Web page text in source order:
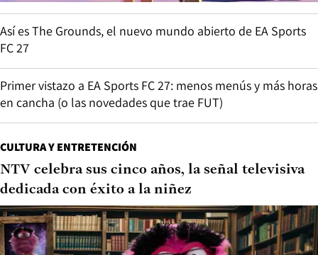
Así es The Grounds, el nuevo mundo abierto de EA Sports
FC 27
Primer vistazo a EA Sports FC 27: menos menús y más horas
en cancha (o las novedades que trae FUT)
CULTURA Y ENTRETENCIÓN
NTV celebra sus cinco años, la señal televisiva
dedicada con éxito a la niñez